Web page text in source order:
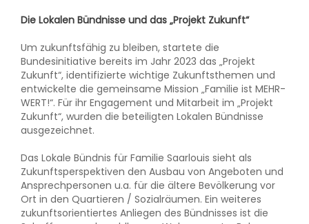
Die Lokalen Bündnisse und das „Projekt Zukunft“
Um zukunftsfähig zu bleiben, startete die
Bundesinitiative bereits im Jahr 2023 das „Projekt
Zukunft“, identifizierte wichtige Zukunftsthemen und
entwickelte die gemeinsame Mission „Familie ist MEHR-
WERT!“. Für ihr Engagement und Mitarbeit im „Projekt
Zukunft“, wurden die beteiligten Lokalen Bündnisse
ausgezeichnet.
Das Lokale Bündnis für Familie Saarlouis sieht als
Zukunftsperspektiven den Ausbau von Angeboten und
Ansprechpersonen u.a. für die ältere Bevölkerung vor
Ort in den Quartieren / Sozialräumen. Ein weiteres
zukunftsorientiertes Anliegen des Bündnisses ist die